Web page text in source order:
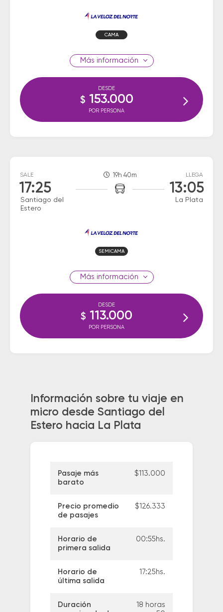
CAMA
información
DESDE
$ 153.000
POR PERSONA
SALE
17:25
Santiago del
Estero
19h 40m LLEGA
13:05
La Plata
SEMICAMA
información
DESDE
$ 113.000
POR PERSONA
Información sobre tu viaje en
micro desde Santiago del
Estero hacia La Plata
Pasaje más
barato
$113.000
Precio promedio
de pasajes
$126.333
Horario de
primera salida
00:55hs.
Horario de
última salida
17:25hs.
Duración
18 horas